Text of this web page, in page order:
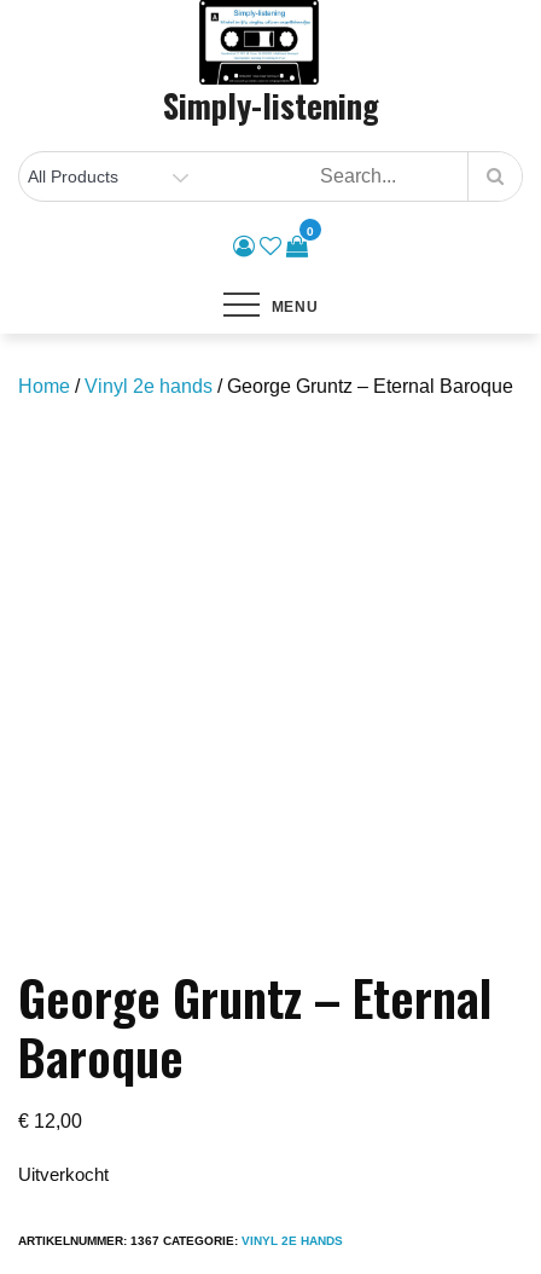
Simply-listening
0
MENU
Home /Vinyl 2e hands / George Gruntz – Eternal Baroque
George Gruntz – Eternal
Baroque
€ 12,00
Uitverkocht
ARTIKELNUMMER: 1367 CATEGORIE: VINYL 2E HANDS